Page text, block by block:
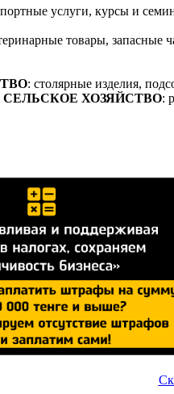
услуги, курсы и
товары, запасные
: столярные изделия,
СЕЛЬСКОЕ ХОЗЯЙСТВО: